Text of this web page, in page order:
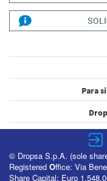
Para
© Dropsa S.p.A. (sole
Registered Office: Via
Share Capital: Euro